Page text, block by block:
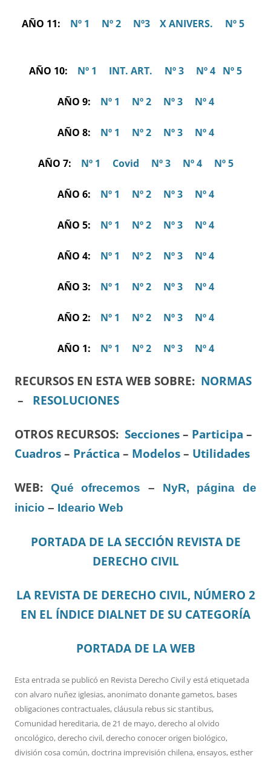
AÑO 11: Nº 1 Nº 2 Nº3 X ANIVERS. Nº 5
AÑO 10: Nº 1 INT. ART. Nº 3 Nº 4 Nº 5
AÑO 9: Nº 1 Nº 2 Nº 3 Nº 4
AÑO 8: Nº 1 Nº 2 Nº 3 Nº 4
AÑO 7: Nº 1 Covid Nº 3 Nº 4 Nº 5
AÑO 6: Nº 1 Nº 2 Nº 3 Nº 4
AÑO 5: Nº 1 Nº 2 Nº 3 Nº 4
AÑO 4: Nº 1 Nº 2 Nº 3 Nº 4
AÑO 3: Nº 1 Nº 2 Nº 3 Nº 4
AÑO 2: Nº 1 Nº 2 Nº 3 Nº 4
AÑO 1: Nº 1 Nº 2 Nº 3 Nº 4
RECURSOS EN ESTA WEB SOBRE: NORMAS
– RESOLUCIONES
OTROS RECURSOS: Secciones – Participa –
Cuadros – Práctica – Modelos – Utilidades
WEB: Qué ofrecemos – NyR, página de
inicio – Ideario Web
PORTADA DE LA SECCIÓN REVISTA DE
DERECHO CIVIL
LA REVISTA DE DERECHO CIVIL, NÚMERO 2
EN EL ÍNDICE DIALNET DE SU CATEGORÍA
PORTADA DE LA WEB
Esta entrada se publicó en Revista Derecho Civily está etiquetada
con alvaro nuñez iglesias,anonimato donante gametos, bases
obligaciones contractuales,cláusula rebus sic stantibus,
Comunidad hereditaria,de 21 de mayo,derecho al olvido
oncológico,derecho civil,derecho conocer origen biológico,
división cosa común,doctrina imprevisión chilena,ensayos,esther